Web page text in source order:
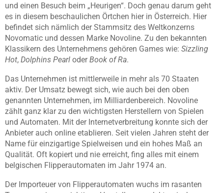
und einen Besuch beim „Heurigen“. Doch genau darum geht
es in diesem beschaulichen Örtchen hier in Österreich. Hier
befindet sich nämlich der Stammsitz des Weltkonzerns
Novomatic und dessen Marke Novoline. Zu den bekannten
Klassikern des Unternehmens gehören Games wie: Sizzling
Hot, Dolphins Pearl oderBook of Ra.
Das Unternehmen ist mittlerweile in mehr als 70 Staaten
aktiv. Der Umsatz bewegt sich, wie auch bei den oben
genannten Unternehmen, im Milliardenbereich. Novoline
zählt ganz klar zu den wichtigsten Herstellern von Spielen
und Automaten. Mit der Internetverbreitung konnte sich der
Anbieter auch online etablieren. Seit vielen Jahren steht der
Name für einzigartige Spielweisen und ein hohes Maß an
Qualität. Oft kopiert und nie erreicht, fing alles mit einem
belgischen Flipperautomaten im Jahr 1974 an.
Der Importeuer von Flipperautomaten wuchs im rasanten